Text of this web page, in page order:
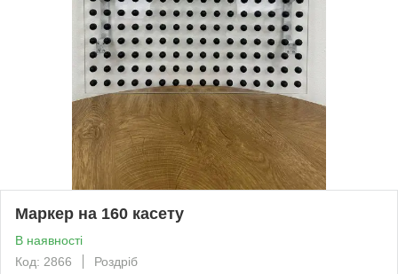
Маркер на 160 касету
В наявності
Код: 2866
Роздріб